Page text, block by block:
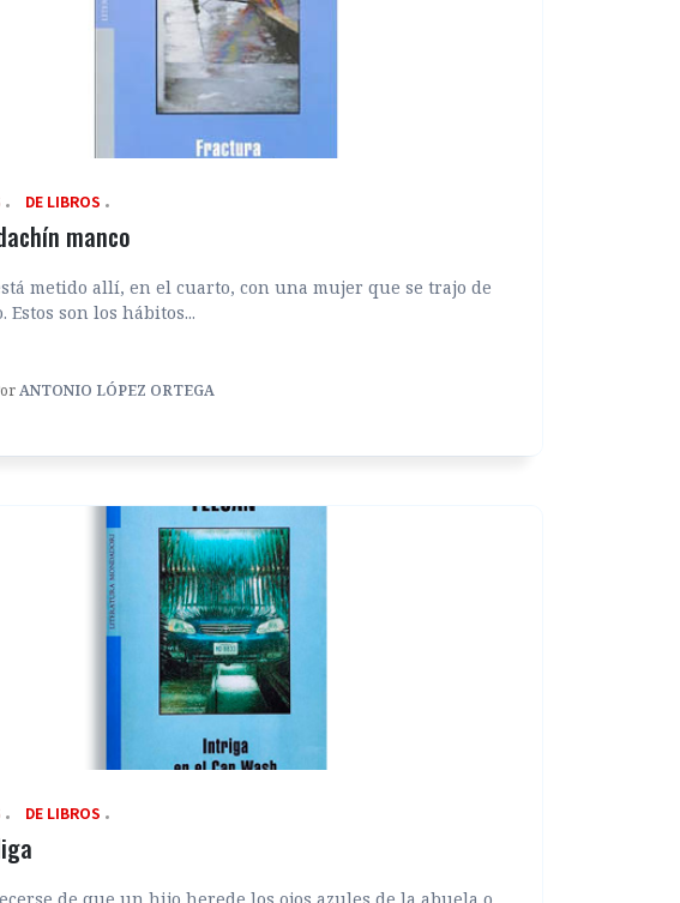
DE LIBROS
manco
metido allí, en el cuarto, con una mujer que se trajo de
Estos son los hábitos...
ANTONIO LÓPEZ ORTEGA
DE LIBROS
de que un hijo herede los ojos azules de la abuela o